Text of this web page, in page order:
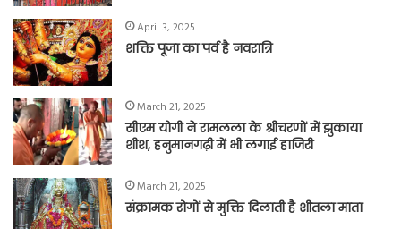
April 3, 2025
शक्ति पूजा का पर्व है नवरात्रि
March 21, 2025
सीएम योगी ने रामलला के श्रीचरणों में झुकाया
शीश, हनुमानगढ़ी में भी लगाई हाजिरी
March 21, 2025
संक्रामक रोगों से मुक्ति दिलाती है शीतला माता